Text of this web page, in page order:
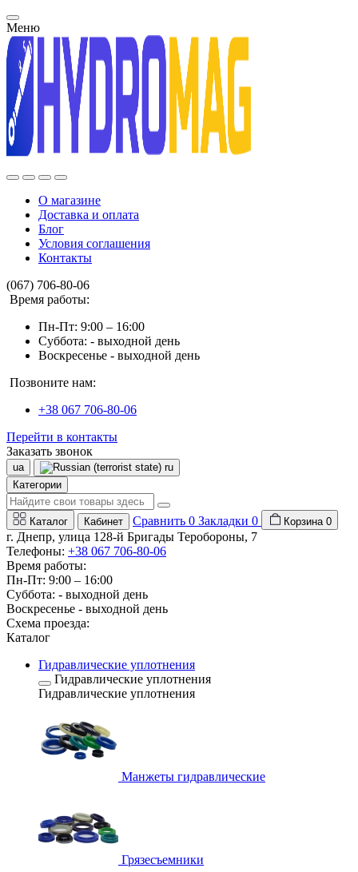
Меню
О магазине
Доставка и оплата
Блог
Условия соглашения
Контакты
(067) 706-80-06
Время работы:
Пн-Пт: 9:00 – 16:00
Суббота: - выходной день
Воскресенье - выходной день
Позвоните нам:
+38 067 706-80-06
Перейти в контакты
Заказать звонок
ua
ru
Категории
Каталог Кабинет Сравнить 0 Закладки 0 Корзина 0
г. Днепр, улица 128-й Бригады Теробороны, 7
Телефоны: +38 067 706-80-06
Время работы:
Пн-Пт: 9:00 – 16:00
Суббота: - выходной день
Воскресенье - выходной день
Схема проезда:
Каталог
Гидравлические уплотнения
Гидравлические уплотнения
Гидравлические уплотнения
Манжеты гидравлические
Грязесъемники